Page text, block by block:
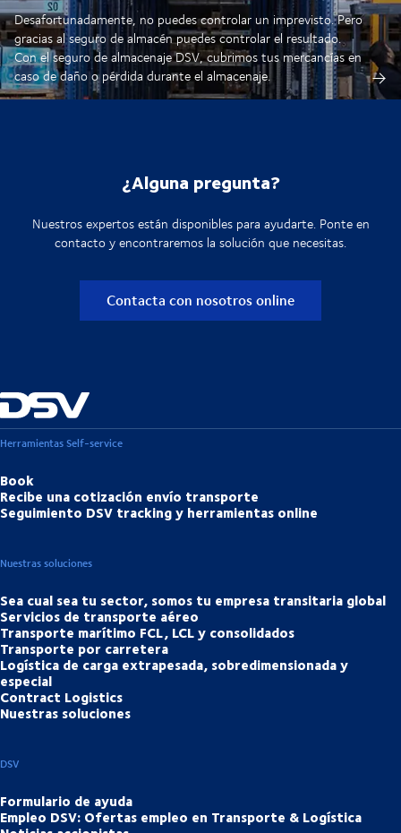
Desafortunadamente, no puedes controlar un imprevisto. Pero
gracias al seguro de almacén puedes controlar el resultado.
Con el seguro de almacenaje DSV, cubrimos tus mercancías en
caso de daño o pérdida durante el almacenaje.
¿Alguna pregunta?
Nuestros expertos están disponibles para ayudarte. Ponte en
contacto y encontraremos la solución que necesitas.
Contacta con nosotros online
Herramientas Self-service
Book
Recibe una cotización envío transporte
Seguimiento DSV tracking y herramientas online
Nuestras soluciones
Sea cual sea tu sector, somos tu empresa transitaria global
Servicios de transporte aéreo
Transporte marítimo FCL, LCL y consolidados
Transporte por carretera
Logística de carga extrapesada, sobredimensionada y
especial
Contract Logistics
Nuestras soluciones
DSV
Formulario de ayuda
Empleo DSV: Ofertas empleo en Transporte & Logística